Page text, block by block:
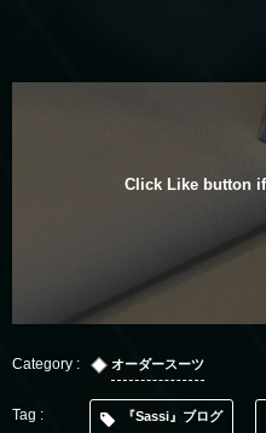
Click Like button
オーダースーツ
『Sassi』ブログ